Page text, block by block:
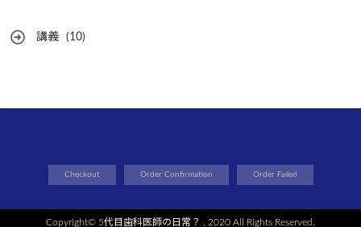
講義 (10)
Checkout Order Confirmation Order Failed
Copyright© 5代目歯科医師の日常？ , 2020 All Rights Reserved.